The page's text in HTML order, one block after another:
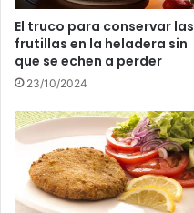
El truco para conservar las
frutillas en la heladera sin
que se echen a perder
23/10/2024